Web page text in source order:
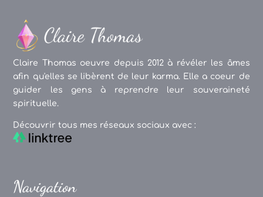
Claire Thomas oeuvre depuis 2012 à révéler les âmes
afin qu'elles se libèrent de leur karma. Elle a coeur de
guider les gens à reprendre leur souveraineté
spirituelle.
Découvrir tous mes réseaux sociaux avec :
Navigation